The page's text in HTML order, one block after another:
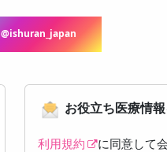
@ishuran_japan
お役立ち医療情
利用規約
に同意して